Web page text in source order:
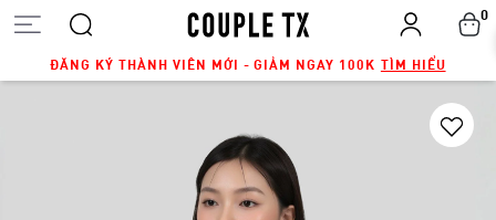
ĐĂNG KÝ THÀNH VIÊN MỚI - GIẢM NGAY 100K TÌM HIỂU
0